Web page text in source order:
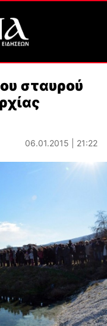
σταυρού
06.01.2015 | 21:22